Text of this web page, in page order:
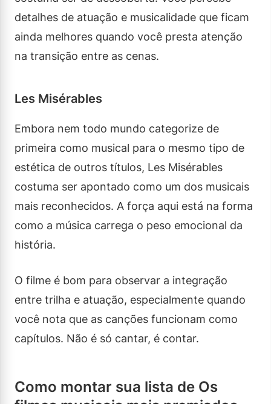
detalhes de atuação e musicalidade que ficam
ainda melhores quando você presta atenção
na transição entre as cenas.
Les Misérables
Embora nem todo mundo categorize de
primeira como musical para o mesmo tipo de
estética de outros títulos, Les Misérables
costuma ser apontado como um dos musicais
mais reconhecidos. A força aqui está na forma
como a música carrega o peso emocional da
história.
O filme é bom para observar a integração
entre trilha e atuação, especialmente quando
você nota que as canções funcionam como
capítulos. Não é só cantar, é contar.
Como montar sua lista de Os